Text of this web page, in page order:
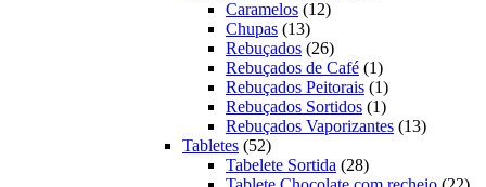
Caramelos 1212
Chupas 1313
produtos
Rebuçados 2626
produtos
Rebuçados de Café 11
produto
Rebuçados Peitorais 11
produto
Rebuçados Sortidos 11
produto
Rebuçados Vaporizantes 1313
Tabletes 5252
produtos
Tabelete Sortida 2828
produtos
22